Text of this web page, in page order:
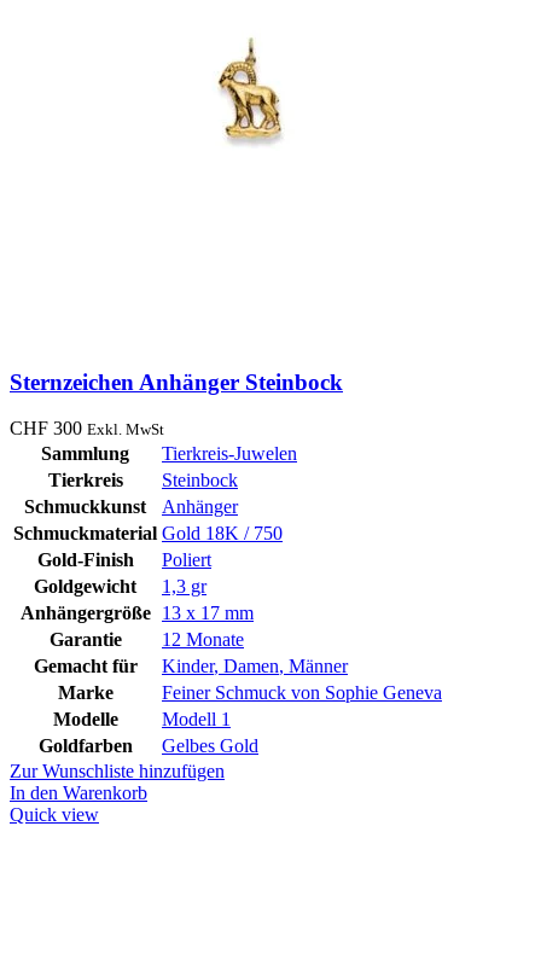
Sternzeichen Anhänger Steinbock
CHF 300 Exkl. MwSt
Sammlung
Tierkreis-Juwelen
Tierkreis
Steinbock
Schmuckkunst
Anhänger
Schmuckmaterial Gold 18K / 750
Gold-Finish
Poliert
Goldgewicht
1,3 gr
Anhängergröße
13 x 17 mm
Garantie
12 Monate
Gemacht für
Kinder, Damen, Männer
Marke
Feiner Schmuck von Sophie Geneva
Modelle
Modell 1
Goldfarben
Gelbes Gold
Zur Wunschliste hinzufügen
In den Warenkorb
Quick view